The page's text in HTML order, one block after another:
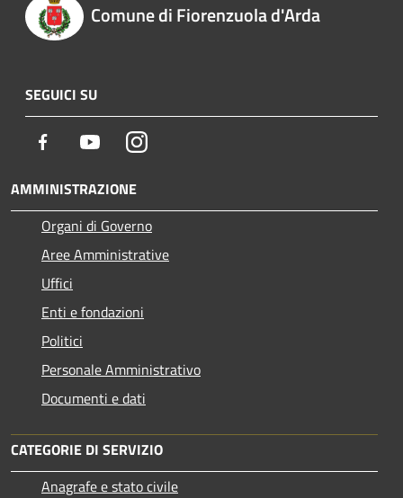
Comune di Fiorenzuola d'Arda
SEGUICI SU
Facebook YoutubeInstagram
AMMINISTRAZIONE
Organi di Governo
Aree Amministrative
Uffici
Enti e fondazioni
Politici
Personale Amministrativo
Documenti e dati
CATEGORIE DI SERVIZIO
Anagrafe e stato civile